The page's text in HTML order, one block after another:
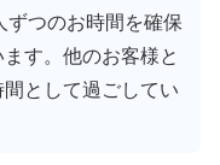
ずつのお時間を確保
す。他のお客様と
として過ごしてい